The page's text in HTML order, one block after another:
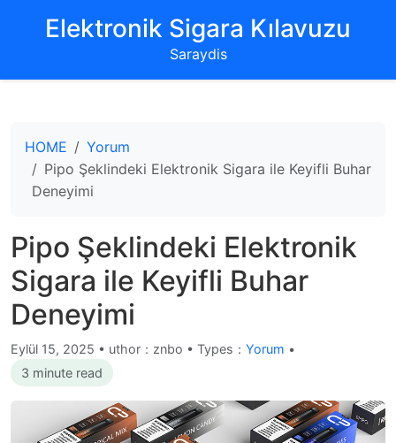
‌Elektronik Sigara Kılavuzu‌
Saraydis
HOME
Yorum
Pipo Şeklindeki Elektronik Sigara ile Keyifli Buhar
Deneyimi
Pipo Şeklindeki Elektronik
Sigara ile Keyifli Buhar
Deneyimi
Eylül 15, 2025 • uthor：znbo • Types： Yorum •
3 minute read